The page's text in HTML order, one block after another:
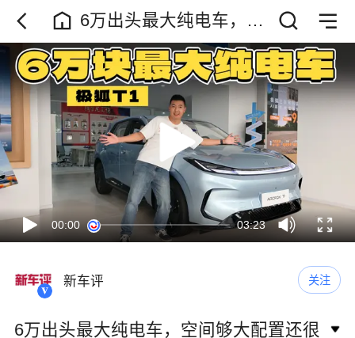
6万出头最大纯电车，空
间够大配置还很高！
00:00 03:23
新车评 关注
6万出头最大纯电车，空间够大配置还很